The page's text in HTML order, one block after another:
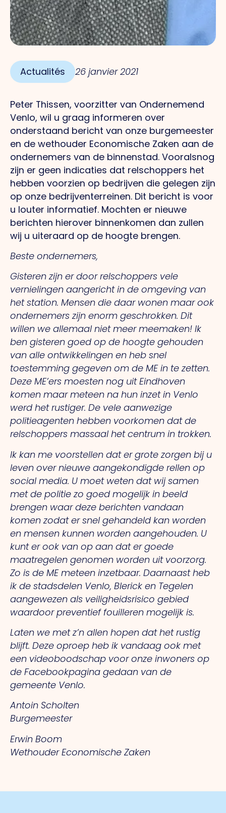
Actualités 26 janvier 2021
Peter Thissen, voorzitter van Ondernemend
Venlo, wil u graag informeren over
onderstaand bericht van onze burgemeester
en de wethouder Economische Zaken aan de
ondernemers van de binnenstad. Vooralsnog
zijn er geen indicaties dat relschoppers het
hebben voorzien op bedrijven die gelegen zijn
op onze bedrijventerreinen. Dit bericht is voor
u louter informatief. Mochten er nieuwe
berichten hierover binnenkomen dan zullen
wij u uiteraard op de hoogte brengen.
Beste ondernemers,
Gisteren zijn er door relschoppers vele
vernielingen aangericht in de omgeving van
het station. Mensen die daar wonen maar ook
ondernemers zijn enorm geschrokken. Dit
willen we allemaal niet meer meemaken! Ik
ben gisteren goed op de hoogte gehouden
van alle ontwikkelingen en heb snel
toestemming gegeven om de ME in te zetten.
Deze ME’ers moesten nog uit Eindhoven
komen maar meteen na hun inzet in Venlo
werd het rustiger. De vele aanwezige
politieagenten hebben voorkomen dat de
relschoppers massaal het centrum in trokken.
Ik kan me voorstellen dat er grote zorgen bij u
leven over nieuwe aangekondigde rellen op
social media. U moet weten dat wij samen
met de politie zo goed mogelijk in beeld
brengen waar deze berichten vandaan
komen zodat er snel gehandeld kan worden
en mensen kunnen worden aangehouden. U
kunt er ook van op aan dat er goede
maatregelen genomen worden uit voorzorg.
Zo is de ME meteen inzetbaar. Daarnaast heb
ik de stadsdelen Venlo, Blerick en Tegelen
aangewezen als veiligheidsrisico gebied
waardoor preventief fouilleren mogelijk is.
Laten we met z’n allen hopen dat het rustig
blijft. Deze oproep heb ik vandaag ook met
een videoboodschap voor onze inwoners op
de Facebookpagina gedaan van de
gemeente Venlo.
Antoin Scholten
Burgemeester
Erwin Boom
Wethouder Economische Zaken